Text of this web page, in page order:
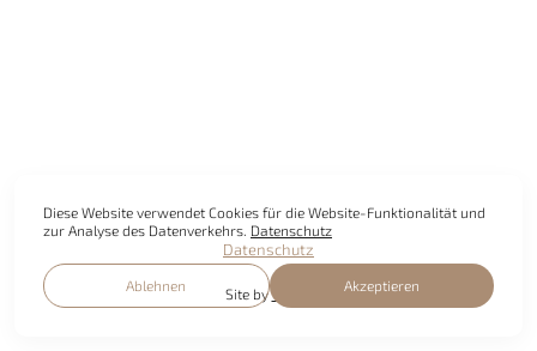
Datenschutz
Site bywfolio
Diese Website verwendet Cookies für die Website-Funktionalität und
zur Analyse des Datenverkehrs. Datenschutz
Ablehnen Akzeptieren